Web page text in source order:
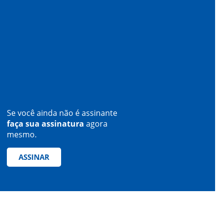
Se você ainda não é assinante
faça sua assinatura agora
mesmo.
ASSINAR